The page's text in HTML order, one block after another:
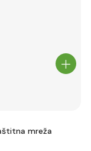
mreža